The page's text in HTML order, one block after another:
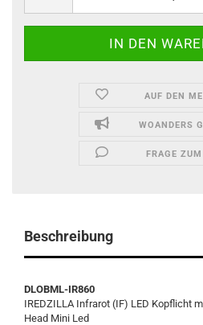
AUF DEN
WOANDERS
FRAGE
Beschreibung
DLOBML-IR860
IREDZILLA Infrarot (IF) LED Kopflicht
Head Mini Led